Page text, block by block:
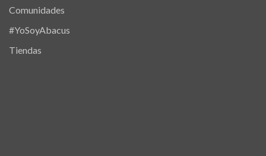
Comunidades
#YoSoyAbacus
Tiendas